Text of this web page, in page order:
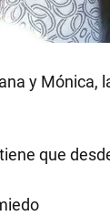
y Mónica,
que